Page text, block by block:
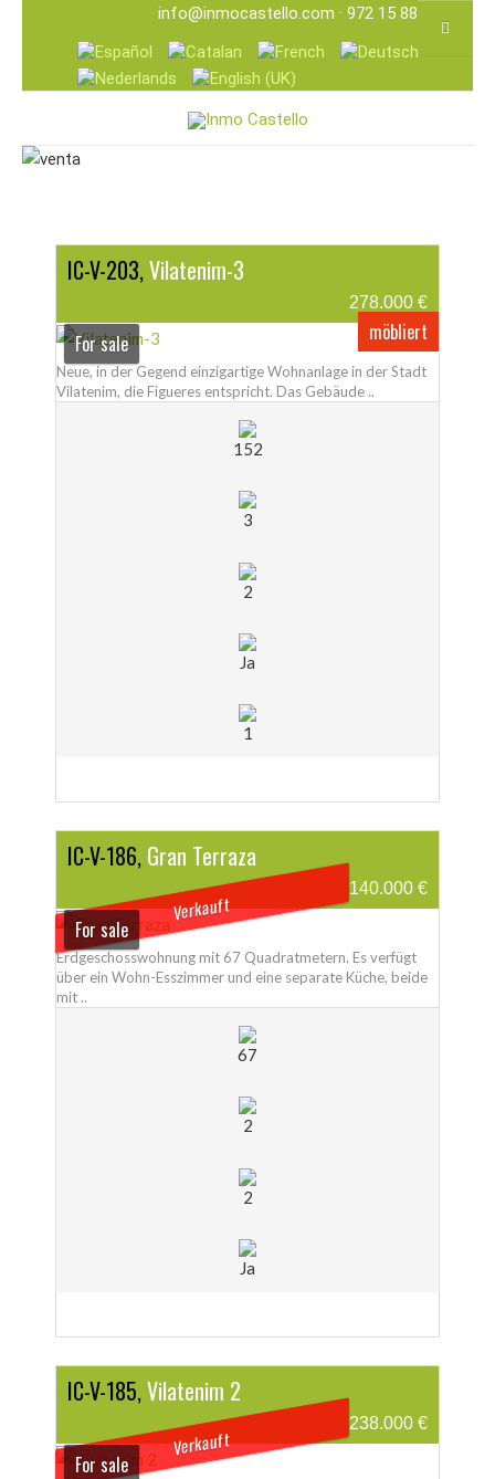
info@inmocastello.com · 972 15 88 25
IC-V-203,Vilatenim-3
278.000 €
möbliert
For sale
Neue, in der Gegend einzigartige Wohnanlage in der Stadt
Vilatenim, die Figueres entspricht. Das Gebäude ..
152
3
2
Ja
1
IC-V-186, Gran Terraza
140.000 €
Verkauft
For sale
Erdgeschosswohnung mit 67 Quadratmetern. Es verfügt
über ein Wohn-Esszimmer und eine separate Küche, beide
mit ..
67
2
2
Ja
IC-V-185,Vilatenim 2
238.000 €
Verkauft
For sale